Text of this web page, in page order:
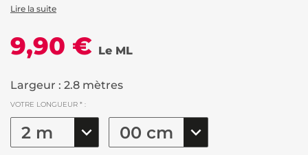
Lire la suite
9,90 € Le ML
Largeur : 2.8 mètres
VOTRE LONGUEUR * :